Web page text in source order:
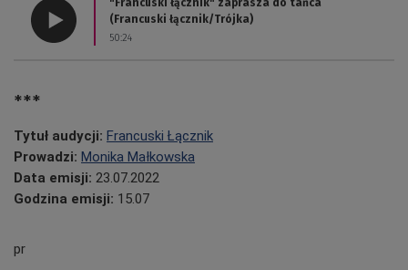
(Francuski łącznik/Trójka)
50:24
***
Tytuł audycji: Francuski Łącznik
Prowadzi: Monika Małkowska
Data emisji: 23.07.2022
Godzina emisji: 15.07
pr